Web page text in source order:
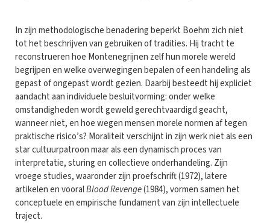
In zijn methodologische benadering beperkt Boehm zich niet
tot het beschrijven van gebruiken of tradities. Hij tracht te
reconstrueren hoe Montenegrijnen zelf hun morele wereld
begrijpen en welke overwegingen bepalen of een handeling als
gepast of ongepast wordt gezien. Daarbij besteedt hij expliciet
aandacht aan individuele besluitvorming: onder welke
omstandigheden wordt geweld gerechtvaardigd geacht,
wanneer niet, en hoe wegen mensen morele normen af tegen
praktische risico’s? Moraliteit verschijnt in zijn werk niet als een
star cultuurpatroon maar als een dynamisch proces van
interpretatie, sturing en collectieve onderhandeling. Zijn
vroege studies, waaronder zijn proefschrift (1972), latere
artikelen en vooralBlood Revenge(1984), vormen samen het
conceptuele en empirische fundament van zijn intellectuele
traject.